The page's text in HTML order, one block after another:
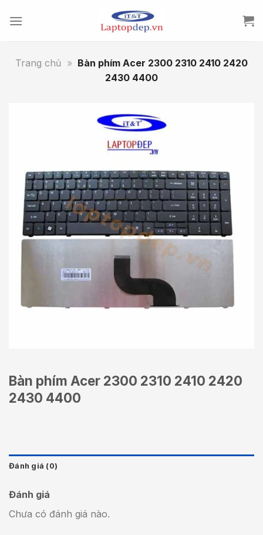
Trang chủ » Bàn phím Acer 2300 2310 2410 2420
2430 4400
Bàn phím Acer 2300 2310 2410 2420
2430 4400
Đánh giá (0)
Đánh giá
Chưa có đánh giá nào.